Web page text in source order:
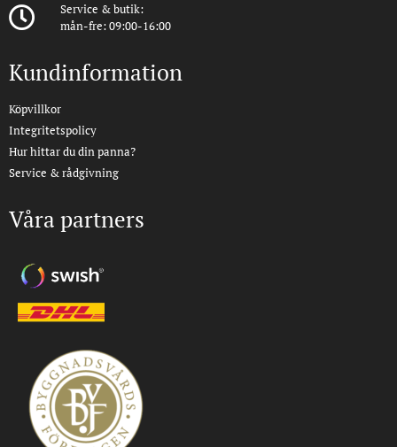
Service & butik:
mån-fre: 09:00-16:00
Kundinformation
Köpvillkor
Integritetspolicy
Hur hittar du din panna?
Service & rådgivning
Våra partners